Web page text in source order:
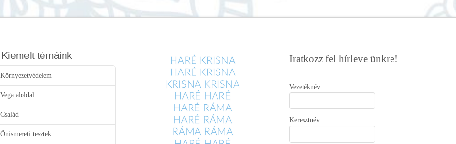
Kiemelt témáink
Környezetvédelem
Vega aloldal
Család
Önismereti tesztek
Iratkozz fel hírlevelünkre!
Vezetéknév:
Keresztnév: